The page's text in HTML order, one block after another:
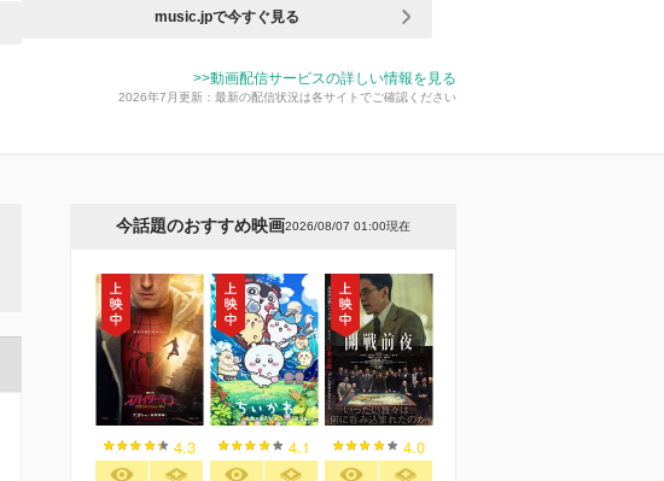
music.jpで今すぐ見る
>>動画配信サービスの詳しい情報を見る
2026年7月更新：最新の配信状況は各サイトでご確認ください
今話題のおすすめ映画2026/08/07 01:00現在
4.3 4.1 4.0